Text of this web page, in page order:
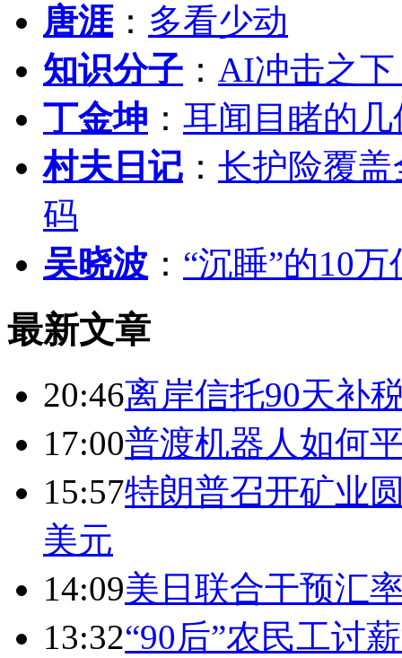
唐涯： 多看少动
知识分子 ： AI冲击之
丁金坤 ： 耳闻目睹的
村夫日记 ： 长护险覆
码
吴晓波 ： “沉睡”的10
最新文章
20:46离岸信托90天补
17:00普渡机器人如何
15:57特朗普召开矿业
美元
14:09美日联合干预汇
13:32“90后”农民工讨